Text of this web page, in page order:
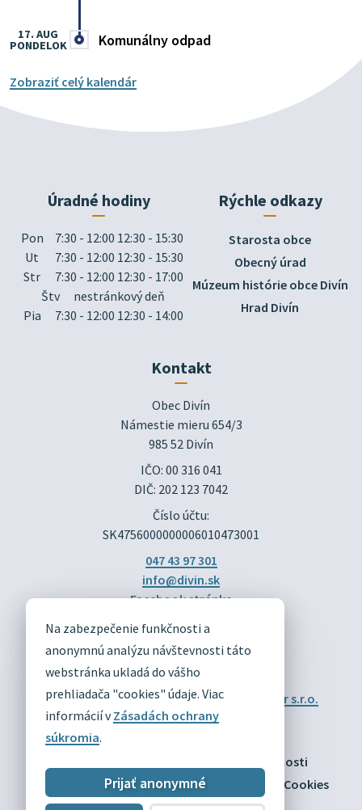
Na zabezpečenie funkčnosti a
anonymnú analýzu návštevnosti táto
webstránka ukladá do vášho
prehliadača "cookies" údaje. Viac
informácií vZásadách ochrany
súkromia.
Prijať anonymné
Komunálny odpad
17. AUG
PONDELOK
Zobraziť celý kalendár
DIVÍN
OFICIÁLNE STRÁNKY
Technický prevádzkovateľ:Alphabet partner s.r.o.
Správca obsahu:Obec Divín
Posledná aktualizácia:
Vyhlásenie o prístupnosti
Zásady ochrany osobných údajov
Nastaviť Cookies
Úradné hodiny
Pon
7:30 - 12:00 12:30 - 15:30
Ut
7:30 - 12:00 12:30 - 15:30
Str
7:30 - 12:00 12:30 - 17:00
Štv
nestránkový deň
Pia
7:30 - 12:00 12:30 - 14:00
Rýchle odkazy
Starosta obce
Obecný úrad
Múzeum histórie obce Divín
Hrad Divín
Kontakt
Obec Divín
Námestie mieru 654/3
985 52 Divín
IČO: 00 316 041
DIČ: 202 123 7042
Číslo účtu:
SK4756000000006010473001
047 43 97 301
info@divin.sk
Facebook stránka